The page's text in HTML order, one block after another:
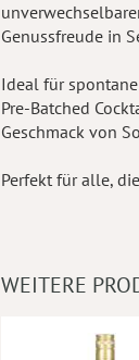
Genussfreude in
Ideal für
Pre-Batched
Geschmack von
Perfekt für alle,
WEITERE